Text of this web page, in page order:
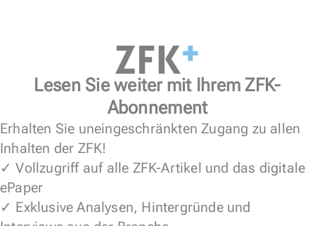
Lesen Sie weiter mit Ihrem ZFK-
Abonnement
Erhalten Sie uneingeschränkten Zugang zu allen
Inhalten der ZFK!
✓ Vollzugriff auf alle ZFK-Artikel und das digitale
ePaper
✓ Exklusive Analysen, Hintergründe und